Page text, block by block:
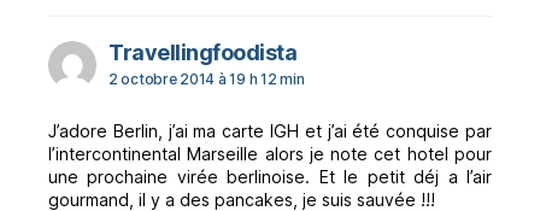
Travellingfoodistadit :
2 octobre 2014 à 19 h 12 min
J’adore Berlin, j’ai ma carte IGH et j’ai été conquise par
l’intercontinental Marseille alors je note cet hotel pour
une prochaine virée berlinoise. Et le petit déj a l’air
gourmand, il y a des pancakes, je suis sauvée !!!